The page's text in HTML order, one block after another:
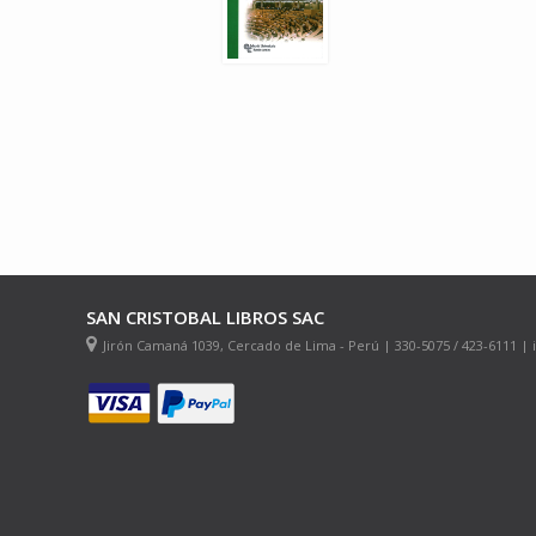
SAN CRISTOBAL LIBROS SAC
Jirón Camaná 1039, Cercado de Lima - Perú | 330-5075 / 423-6111 |